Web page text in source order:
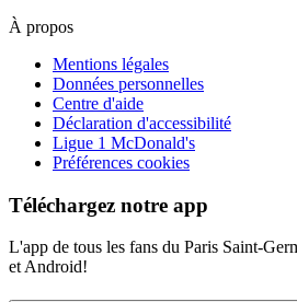
À propos
Mentions légales
Données personnelles
Centre d'aide
Déclaration d'accessibilité
Ligue 1 McDonald's
Préférences cookies
Téléchargez notre app
L'app de tous les fans du Paris Saint-
et Android!